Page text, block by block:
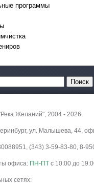
программы
Желаний", 2004 - 2026.
ул. Малышева, 44,
(343) 3-59-83-80, 8-
офиса: ПН-ПТ с 10:00 до
сетях: